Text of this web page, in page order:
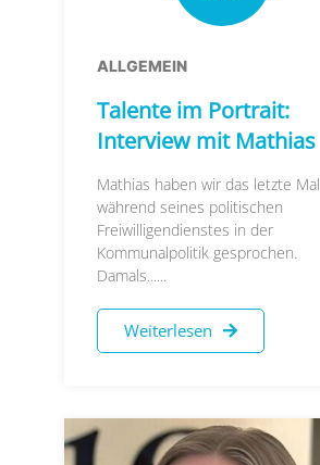
ALLGEMEIN
Talente im Portrait:
Interview mit Mathias
Mathias haben wir das letzte Mal
während seines politischen
Freiwilligendienstes in der
Kommunalpolitik gesprochen.
Damals......
Weiterlesen